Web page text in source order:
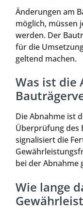
Änderungen am
möglich, müssen
werden. Der
für die
geltend machen.
Was ist die
Die Abnahme ist
Überprüfung des
signalisiert die
bei der Abnahme
Wie lange